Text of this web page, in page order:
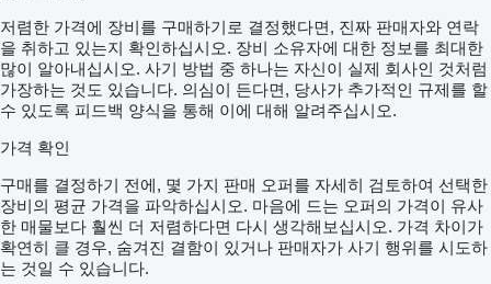
저렴한 가격에 장비를 구매하기로 결정했다면, 진짜 판매자와 연락
을 취하고 있는지 확인하십시오. 장비 소유자에 대한 정보를 최대한
많이 알아내십시오. 사기 방법 중 하나는 자신이 실제 회사인 것처럼
가장하는 것도 있습니다. 의심이 든다면, 당사가 추가적인 규제를 할
수 있도록 피드백 양식을 통해 이에 대해 알려주십시오.
가격 확인
구매를 결정하기 전에, 몇 가지 판매 오퍼를 자세히 검토하여 선택한
장비의 평균 가격을 파악하십시오. 마음에 드는 오퍼의 가격이 유사
한 매물보다 훨씬 더 저렴하다면 다시 생각해보십시오. 가격 차이가
확연히 클 경우, 숨겨진 결함이 있거나 판매자가 사기 행위를 시도하
는 것일 수 있습니다.